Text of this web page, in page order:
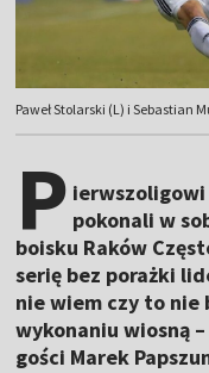
Paweł Stolarski (L) i Sebastian
P ierwszoligowi
pokonali w
boisku Raków
serię bez porażki
nie wiem czy to nie
wykonaniu wiosną
gości Marek